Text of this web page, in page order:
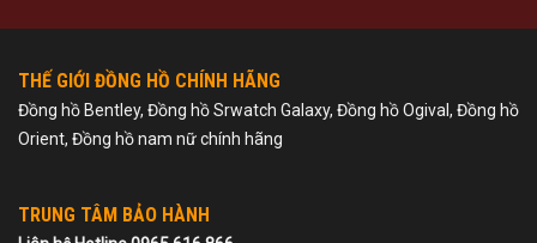
THẾ GIỚI ĐỒNG HỒ CHÍNH HÃNG
Đồng hồ Bentley, Đồng hồ Srwatch Galaxy, Đồng hồ Ogival, Đồng hồ
Orient, Đồng hồ nam nữ chính hãng
TRUNG TÂM BẢO HÀNH